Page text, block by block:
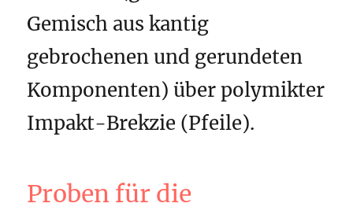
Gemisch aus kantig
gebrochenen und gerundeten
Komponenten) über polymikter
Impakt-Brekzie (Pfeile).
Proben für die